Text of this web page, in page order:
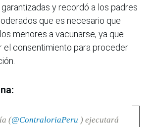
y recordó a los padres
que es necesario que
menores a vacunarse, ya que
el consentimiento para proceder
(@ContraloriaPeru ) ejecutará